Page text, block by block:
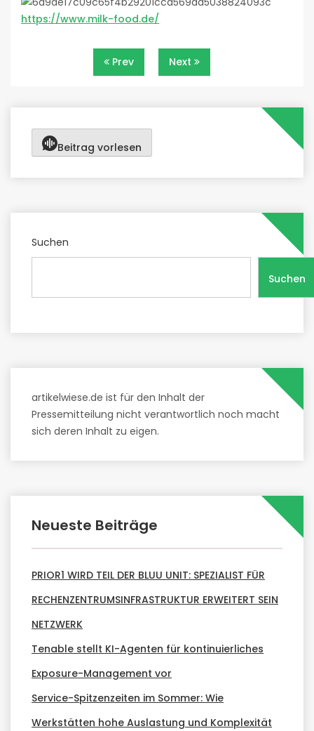
https://www.milk-food.de/
Beitragsnavigation
Prev Next
Beitrag vorlesen
Suchen
Suchen
artikelwiese.de ist für den Inhalt der
Pressemitteilung nicht verantwortlich noch macht
sich deren Inhalt zu eigen.
Neueste Beiträge
PRIOR1 WIRD TEIL DER BLUU UNIT: SPEZIALIST FÜR
RECHENZENTRUMSINFRASTRUKTUR ERWEITERT SEIN
NETZWERK
Tenable stellt KI-Agenten für kontinuierliches
Exposure-Management vor
Service-Spitzenzeiten im Sommer: Wie
Werkstätten hohe Auslastung und Komplexität